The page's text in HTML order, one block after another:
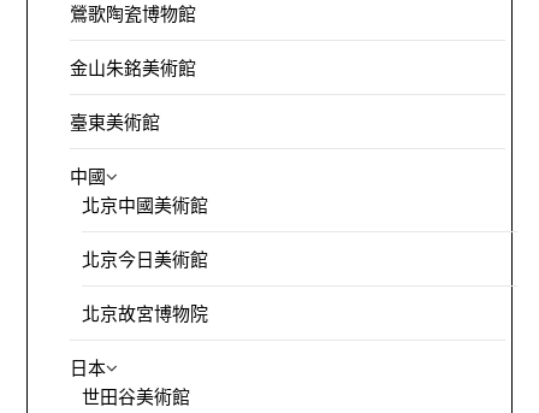
鶯歌陶瓷博物館
金山朱銘美術館
臺東美術館
中國
北京中國美術館
北京今日美術館
北京故宮博物院
日本
世田谷美術館